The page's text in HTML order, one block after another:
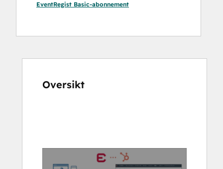
EventRegist Basic-abonnement
Oversikt
andre